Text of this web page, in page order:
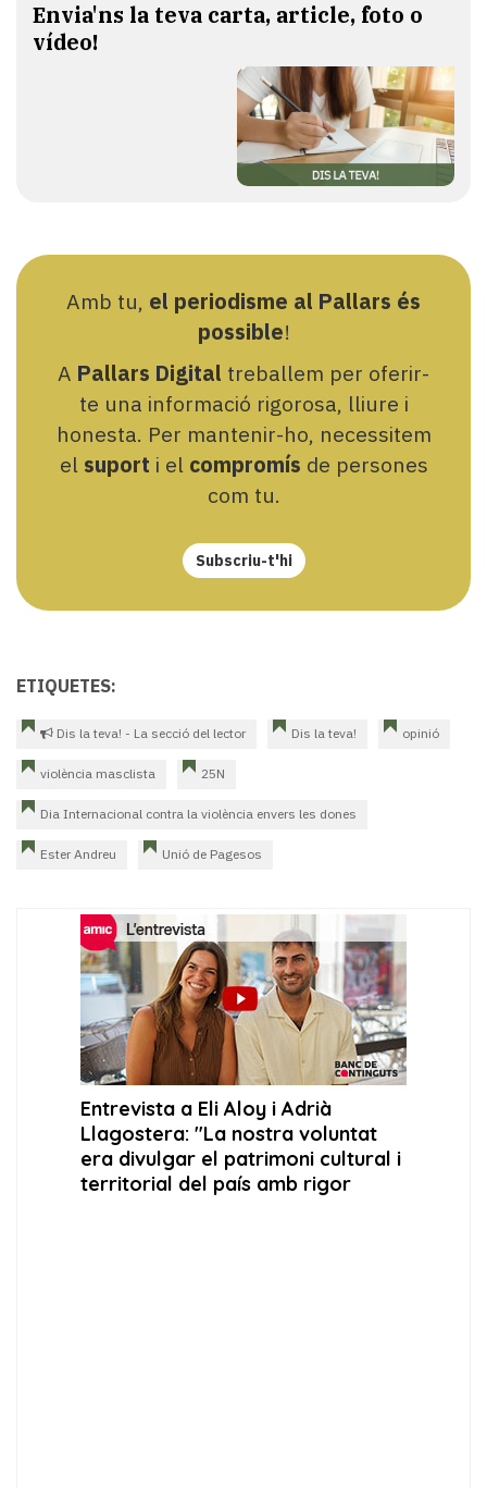
Envia'ns la teva carta, article, foto o
vídeo!
Amb tu, el periodisme al Pallars és
possible!
A Pallars Digital treballem per oferir-
te una informació rigorosa, lliure i
honesta. Per mantenir-ho, necessitem
el suport i el compromís de persones
com tu.
Subscriu-t'hi
ETIQUETES:
Dis la teva! - La secció del lector Dis la teva! opinió
violència masclista 25N
Dia Internacional contra la violència envers les dones
Ester Andreu Unió de Pagesos